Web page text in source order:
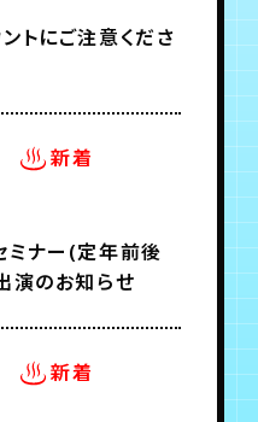
ログイン
せ ムービー
MOVIE
トにご注意くださ
新着
ミナー(定年前後
演のお知らせ
新着